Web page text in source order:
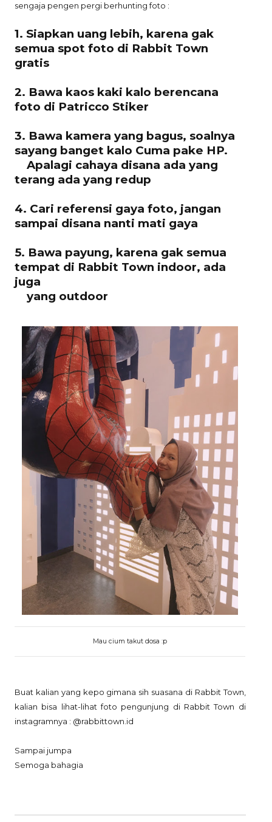
sengaja pengen pergi berhunting foto :
1. Siapkan uang lebih, karena gak
semua spot foto di Rabbit Town
gratis
2. Bawa kaos kaki kalo berencana
foto di Patricco Stiker
3. Bawa kamera yang bagus, soalnya
sayang banget kalo Cuma pake HP.
Apalagi cahaya disana ada yang
terang ada yang redup
4. Cari referensi gaya foto, jangan
sampai disana nanti mati gaya
5. Bawa payung, karena gak semua
tempat di Rabbit Town indoor, ada
juga
yang outdoor
Mau cium takut dosa :p
Buat kalian yang kepo gimana sih suasana di Rabbit Town,
kalian bisa lihat-lihat foto pengunjung di Rabbit Town di
instagramnya : @rabbittown.id
Sampai jumpa
Semoga bahagia